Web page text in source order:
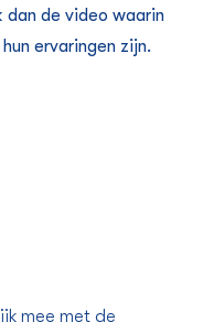
dan de video waarin
ervaringen zijn.
mee met de